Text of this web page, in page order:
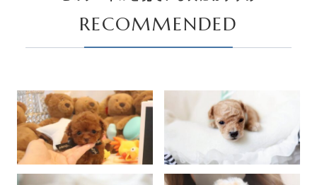
RECOMMENDED